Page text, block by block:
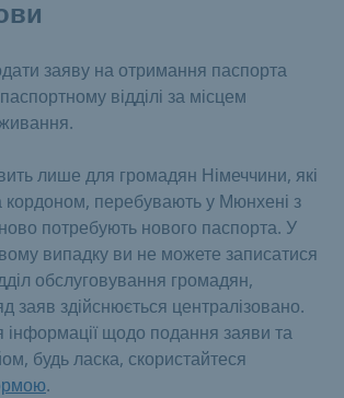
заяву на отримання паспорта
відділі за місцем
лише для громадян Німеччини, які
перебувають у Мюнхені з
потребують нового паспорта. У
випадку ви не можете записатися
обслуговування громадян,
заяв здійснюється централізовано.
щодо подання заяви та
будь ласка, скористайтеся
.